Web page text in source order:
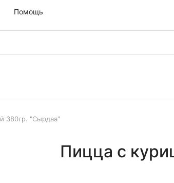
Помощь
380гр. "Сырдаа"
Пицца с